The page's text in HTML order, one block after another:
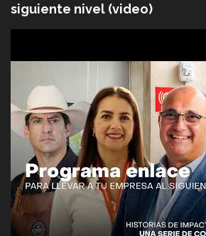
siguiente nivel (video)